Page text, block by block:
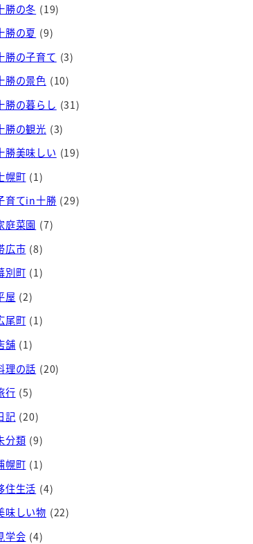
勝の冬 (19)
勝の夏 (9)
勝の子育て (3)
勝の景色 (10)
勝の暮らし (31)
勝の観光 (3)
勝美味しい (19)
幌町 (1)
育てin十勝 (29)
庭菜園 (7)
広市 (8)
別町 (1)
屋 (2)
尾町 (1)
舗 (1)
理の話 (20)
行 (5)
記 (20)
分類 (9)
幌町 (1)
住生活 (4)
味しい物 (22)
学会 (4)